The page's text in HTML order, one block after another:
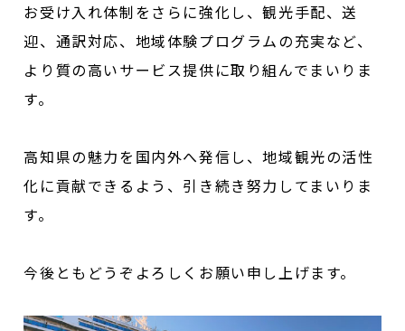
お受け入れ体制をさらに強化し、観光手配、送
迎、通訳対応、地域体験プログラムの充実など、
より質の高いサービス提供に取り組んでまいりま
す。
高知県の魅力を国内外へ発信し、地域観光の活性
化に貢献できるよう、引き続き努力してまいりま
す。
今後ともどうぞよろしくお願い申し上げます。